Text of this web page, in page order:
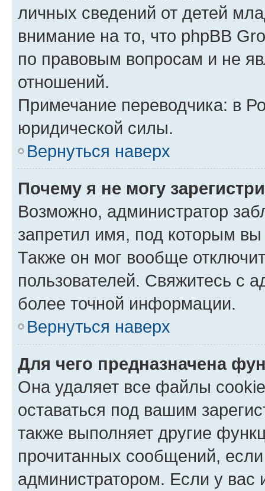
личных сведений от детей
внимание на то, что phpBB
по правовым вопросам и не
отношений.
Примечание переводчика: в
юридической силы.
Вернуться наверх
Почему я не могу
Возможно, администратор
запретил имя, под которым вы
Также он мог вообще
пользователей. Свяжитесь с
более точной информации.
Вернуться наверх
Для чего предназначена
Она удаляет все файлы
оставаться под вашим
также выполняет другие
прочитанных сообщений,
администратором. Если у